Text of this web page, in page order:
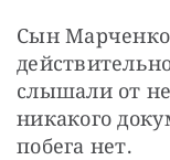
Сын Марченко
слышали от
никакого
побега нет.